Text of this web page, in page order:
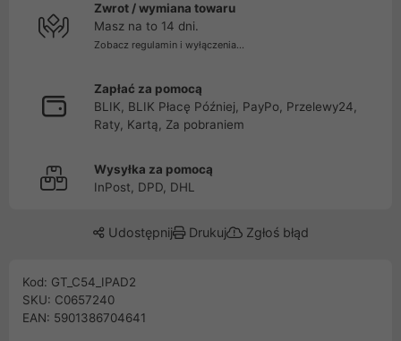
Zwrot / wymiana towaru
Masz na to 14 dni.
Zobacz regulamin i wyłączenia...
Zapłać za pomocą
BLIK, BLIK Płacę Później, PayPo, Przelewy24,
Raty, Kartą, Za pobraniem
Wysyłka za pomocą
InPost, DPD, DHL
Udostępnij Drukuj Zgłoś błąd
Kod: GT_C54_IPAD2
SKU: C0657240
EAN: 5901386704641